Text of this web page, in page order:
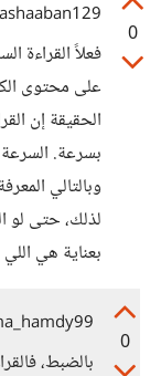
0
فعلاً القراءة
على محتوى
الحقيقة إن
بسرعة.
وبالتالي
لذلك، حتى لو
بعناية هي
0
بالضبط،